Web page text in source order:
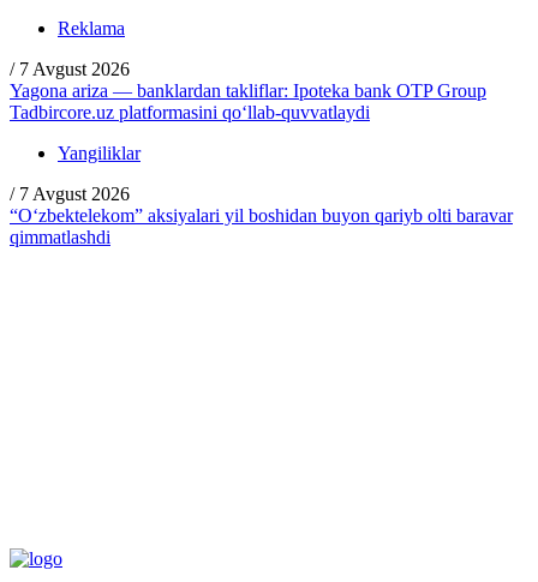
Reklama
/ 7 Avgust 2026
Yagona ariza — banklardan takliflar: Ipoteka bank OTP Group
Tadbircore.uz platformasini qo‘llab-quvvatlaydi
Yangiliklar
/ 7 Avgust 2026
“O‘zbektelekom” aksiyalari yil boshidan buyon qariyb olti baravar
qimmatlashdi